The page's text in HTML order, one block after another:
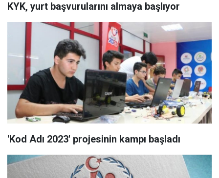
KYK, yurt başvurularını almaya başlıyor
'Kod Adı 2023' projesinin kampı başladı